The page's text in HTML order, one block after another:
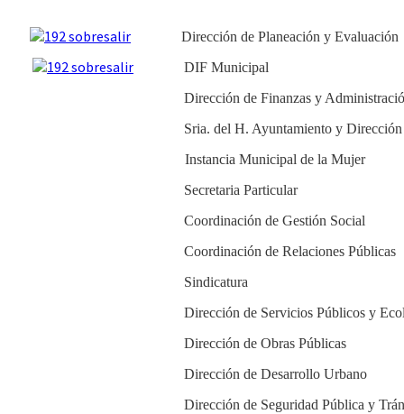
Dirección de Planeación y Evaluación
DIF Municipal
Dirección de Finanzas y
Sria. del H. Ayuntamiento y
Instancia Municipal de la Mujer
Secretaria Particular
Coordinación de Gestión Social
Coordinación de Relaciones Públicas
Sindicatura
Dirección de Servicios Públicos y
Dirección de Obras Públicas
Dirección de Desarrollo Urbano
Dirección de Seguridad Pública y